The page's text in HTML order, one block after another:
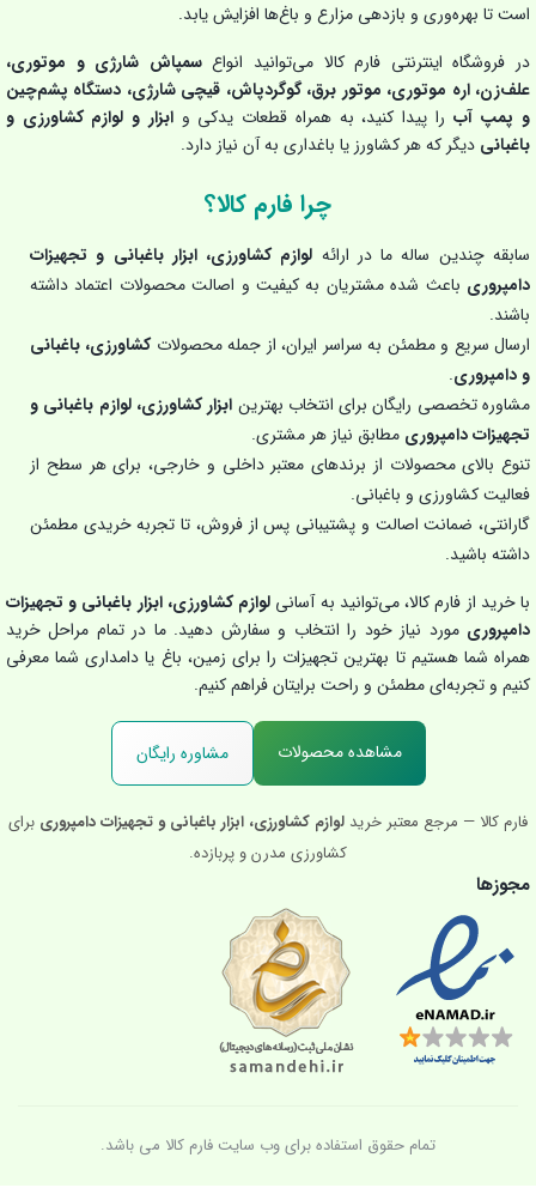
است تا بهره‌وری و بازدهی مزارع و باغ‌ها افزایش یابد.
در فروشگاه اینترنتی فارم کالا می‌توانید انواعسمپاش شارژی و موتوری،
علف‌زن، اره موتوری، موتور برق، گوگردپاش، قیچی شارژی، دستگاه پشم‌چین
و پمپ آب را پیدا کنید، به همراه قطعات یدکی وابزار و لوازم کشاورزی و
باغبانی دیگر که هر کشاورز یا باغداری به آن نیاز دارد.
چرا فارم کالا؟
سابقه چندین ساله ما در ارائه لوازم کشاورزی، ابزار باغبانی و تجهیزات
دامپروری باعث شده مشتریان به کیفیت و اصالت محصولات اعتماد داشته
باشند.
ارسال سریع و مطمئن به سراسر ایران، از جمله محصولاتکشاورزی، باغبانی
و دامپروری.
مشاوره تخصصی رایگان برای انتخاب بهترین ابزار کشاورزی، لوازم باغبانی و
تجهیزات دامپروری مطابق نیاز هر مشتری.
تنوع بالای محصولات از برندهای معتبر داخلی و خارجی، برای هر سطح از
فعالیت کشاورزی و باغبانی.
گارانتی، ضمانت اصالت و پشتیبانی پس از فروش، تا تجربه خریدی مطمئن
داشته باشید.
با خرید از فارم کالا، می‌توانید به آسانی لوازم کشاورزی، ابزار باغبانی و تجهیزات
دامپروری مورد نیاز خود را انتخاب و سفارش دهید. ما در تمام مراحل خرید
همراه شما هستیم تا بهترین تجهیزات را برای زمین، باغ یا دامداری شما معرفی
کنیم و تجربه‌ای مطمئن و راحت برایتان فراهم کنیم.
مشاهده محصولات مشاوره رایگان
فارم کالا — مرجع معتبر خرید لوازم کشاورزی، ابزار باغبانی و تجهیزات دامپروری برای
کشاورزی مدرن و پربازده.
مجوزها
تمام حقوق استفاده برای وب سایت فارم کالا می باشد.